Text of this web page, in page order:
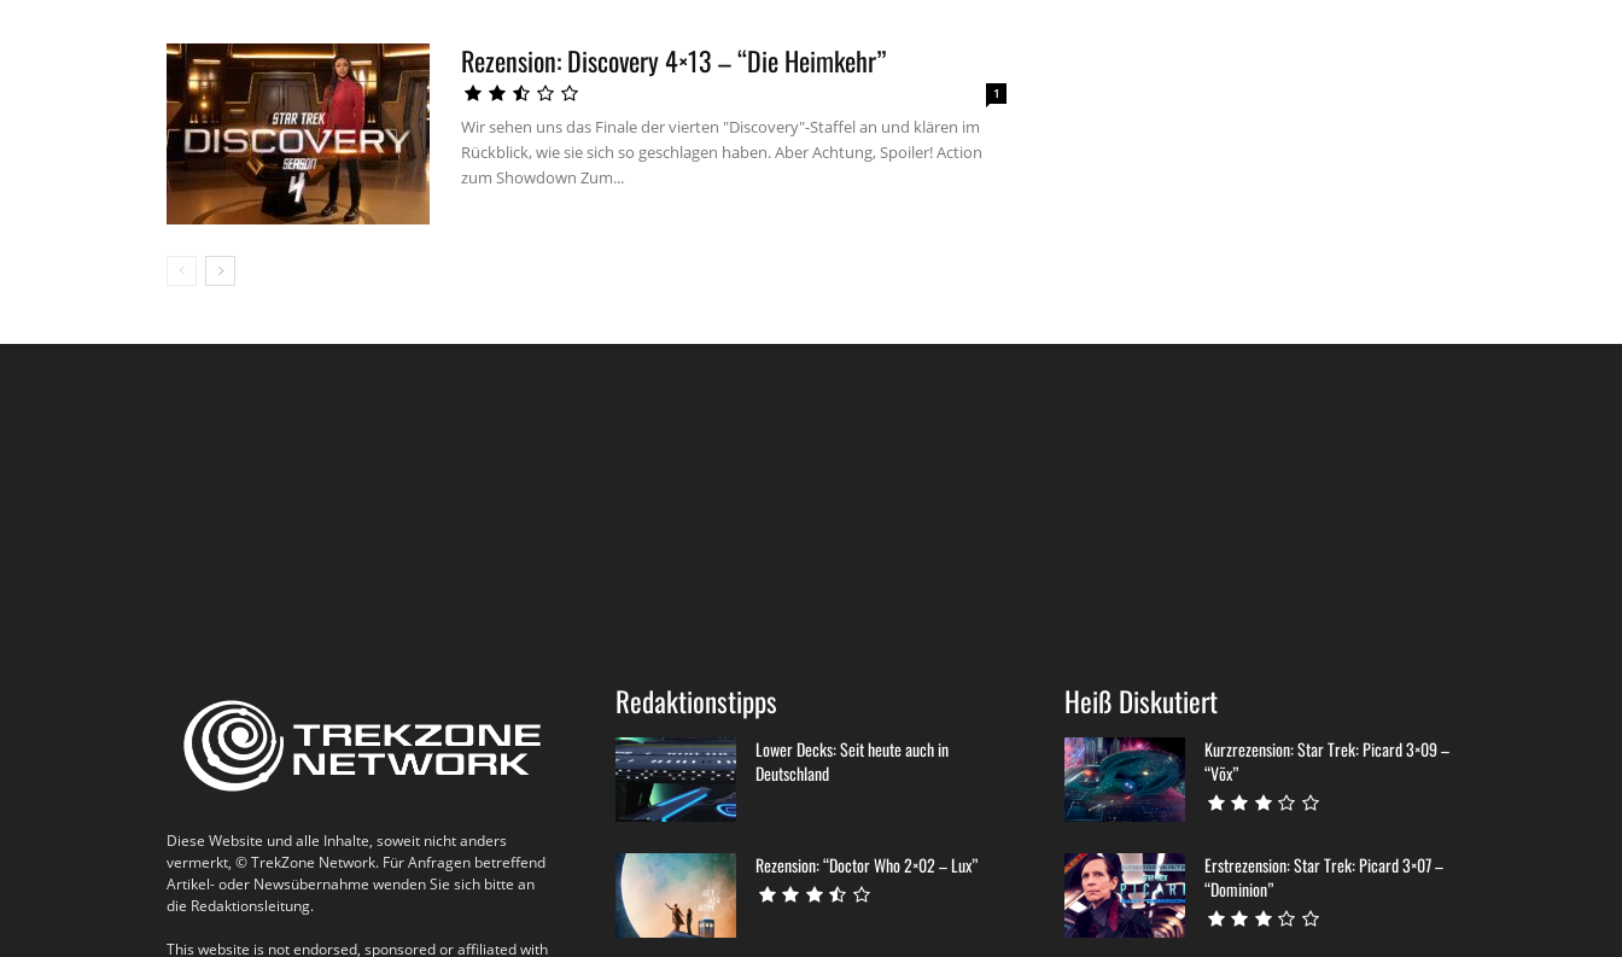
Rezension: Discovery 4×13 – “Die Heimkehr”
1
Wir sehen uns das Finale der vierten "Discovery"-Staffel an und klären im
Rückblick, wie sie sich so geschlagen haben. Aber Achtung, Spoiler! Action
zum Showdown Zum...
Diese Website und alle Inhalte, soweit nicht anders
vermerkt, © TrekZone Network. Für Anfragen betreffend
Artikel- oder Newsübernahme wenden Sie sich bitte an
die Redaktionsleitung.
This website is not endorsed, sponsored or affiliated with
Redaktionstipps
Lower Decks: Seit heute auch in
Deutschland
Rezension: “Doctor Who 2×02 – Lux”
Heiß Diskutiert
Kurzrezension: Star Trek: Picard 3×09 –
“Võx”
Erstrezension: Star Trek: Picard 3×07 –
“Dominion”